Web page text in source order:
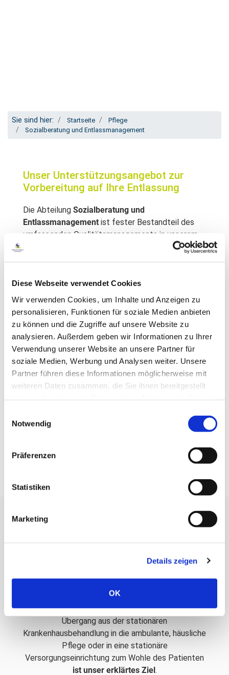
Diese Webseite verwendet Cookies
Wir verwenden Cookies, um Inhalte und Anzeigen zu
personalisieren, Funktionen für soziale Medien anbieten
zu können und die Zugriffe auf unsere Website zu
analysieren. Außerdem geben wir Informationen zu Ihrer
Verwendung unserer Website an unsere Partner für
soziale Medien, Werbung und Analysen weiter. Unsere
Partner führen diese Informationen möglicherweise mit
weiteren Daten zusammen, die Sie ihnen bereitgestellt
Cookies, wenn Sie unsere Webseite weiterhin nutzen.
Notwendig
Präferenzen
Statistiken
Marketing
Details zeigen
OK
Sie sind hier: Startseite
Pflege
Sozialberatung und Entlassmanagement
Unser Unterstützungsangebot zur
Vorbereitung auf Ihre Entlassung
Die Abteilung Sozialberatung und
Entlassmanagement ist fester Bestandteil des
umfassenden Qualitätsmanagements in unserem
und Unterstützungsbedarf erhält ein
kontinuierlichen bedarfsgerechten Versorgung.
Als Patient stehen Sie im Mittelpunkt - unsere
Mitarbeiterinnen stehen Ihnen und ihren
Angehörigen für eine Beratung überalle
Möglichkeiten einer individuellen Pflege und
Weiterversorgungim Anschluss an die
Krankenhausbehandlung zur Verfügung.
Gespräch
Unser Ziel
Gewährleistung einer kontinuierlichen
Qualität der pflegerischen Versorgungbeim
Übergang aus der stationären
Krankenhausbehandlung in die ambulante, häusliche
Pflege oder in eine stationäre
Versorgungseinrichtung zum Wohle des Patienten
ist unser erklärtes Ziel .